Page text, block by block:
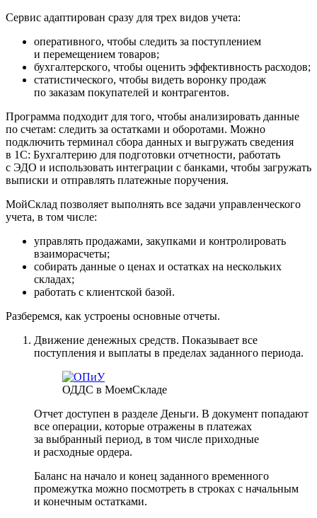
Сервис адаптирован сразу для трех видов учета:
оперативного, чтобы следить за поступлением
и перемещением товаров;
бухгалтерского, чтобы оценить эффективность расходов;
статистического, чтобы видеть воронку продаж
по заказам покупателей и контрагентов.
Программа подходит для того, чтобы анализировать данные
по счетам: следить за остатками и оборотами. Можно
подключить терминал сбора данных и выгружать сведения
в 1С: Бухгалтерию для подготовки отчетности, работать
с ЭДО и использовать интеграции с банками, чтобы загружать
выписки и отправлять платежные поручения.
МойСклад позволяет выполнять все задачи управленческого
учета, в том числе:
управлять продажами, закупками и контролировать
взаиморасчеты;
собирать данные о ценах и остатках на нескольких
складах;
работать с клиентской базой.
Разберемся, как устроены основные отчеты.
Движение денежных средств. Показывает все
поступления и выплаты в пределах заданного периода.
ОДДС в МоемСкладе
Отчет доступен в разделе Деньги. В документ попадают
все операции, которые отражены в платежах
за выбранный период, в том числе приходные
и расходные ордера.
Баланс на начало и конец заданного временного
промежутка можно посмотреть в строках с начальным
и конечным остатками.